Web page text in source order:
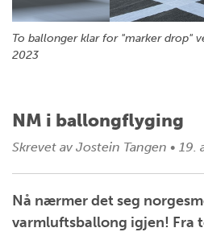
To ballonger klar for "marker drop"
2023
NM i ballongflyging
Skrevet av Jostein Tangen • 19.
Nå nærmer det seg
varmluftsballong igjen! Fra